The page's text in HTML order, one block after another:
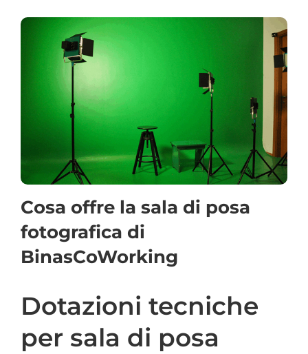
Cosa offre la sala di posa
fotografica di
BinasCoWorking
Dotazioni tecniche
per sala di posa